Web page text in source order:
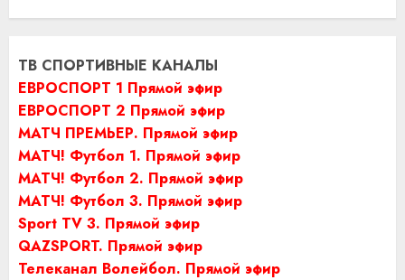
ТВ СПОРТИВНЫЕ КАНАЛЫ
ЕВРОСПОРТ 1 Прямой эфир
ЕВРОСПОРТ 2 Прямой эфир
МАТЧ ПРЕМЬЕР. Прямой эфир
МАТЧ! Футбол 1. Прямой эфир
МАТЧ! Футбол 2. Прямой эфир
МАТЧ! Футбол 3. Прямой эфир
Sport TV 3. Прямой эфир
QAZSPORT. Прямой эфир
Телеканал Волейбол. Прямой эфир